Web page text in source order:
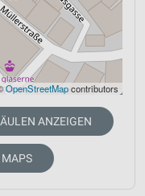
OpenStreetMapcontributors
ANZEIGEN